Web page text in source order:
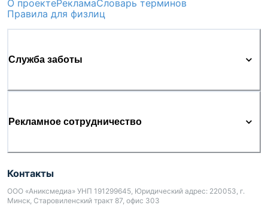
О проектеРекламаСловарь терминов
Правила для физлиц
Служба заботы
Рекламное сотрудничество
Контакты
ООО «Аниксмедиа» УНП 191299645, Юридический адрес: 220053, г.
Минск, Старовиленский тракт 87, офис 303